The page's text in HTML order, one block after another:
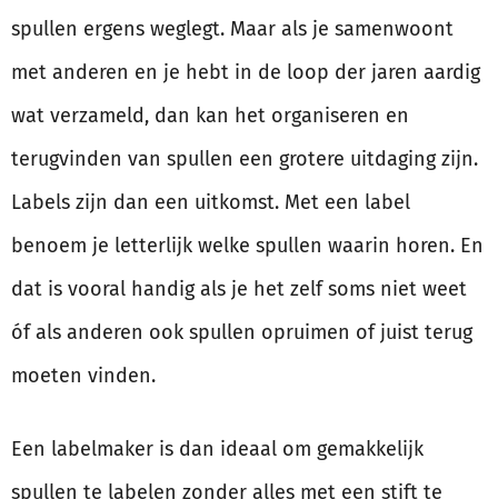
spullen ergens weglegt. Maar als je samenwoont
met anderen en je hebt in de loop der jaren aardig
wat verzameld, dan kan het organiseren en
terugvinden van spullen een grotere uitdaging zijn.
Labels zijn dan een uitkomst. Met een label
benoem je letterlijk welke spullen waarin horen. En
dat is vooral handig als je het zelf soms niet weet
óf als anderen ook spullen opruimen of juist terug
moeten vinden.
Een labelmaker is dan ideaal om gemakkelijk
spullen te labelen zonder alles met een stift te